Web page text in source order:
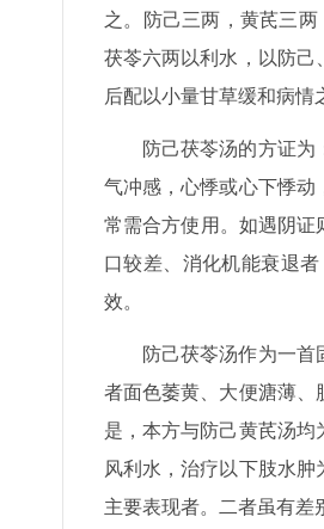
之。防己三两，黄芪三
茯苓六两以利水，以防己
后配以小量甘草缓和病情
防己茯苓汤的方证为
气冲感，心悸或心下悸动
常需合方使用。如遇阴证
口较差、消化机能衰退
效。
防己茯苓汤作为一首
者面色萎黄、大便溏薄、
是，本方与防己黄芪汤
风利水，治疗以下肢水
主要表现者。二者虽有差